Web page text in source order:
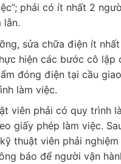
phải có ít nhất 2
lẫn.
sửa chữa điện ít
hiện các bước cô lập
đóng điện tại cầu
làm việc.
viên phải có quy trình
giấy phép làm việc.
thuật viên phải
báo để người vận